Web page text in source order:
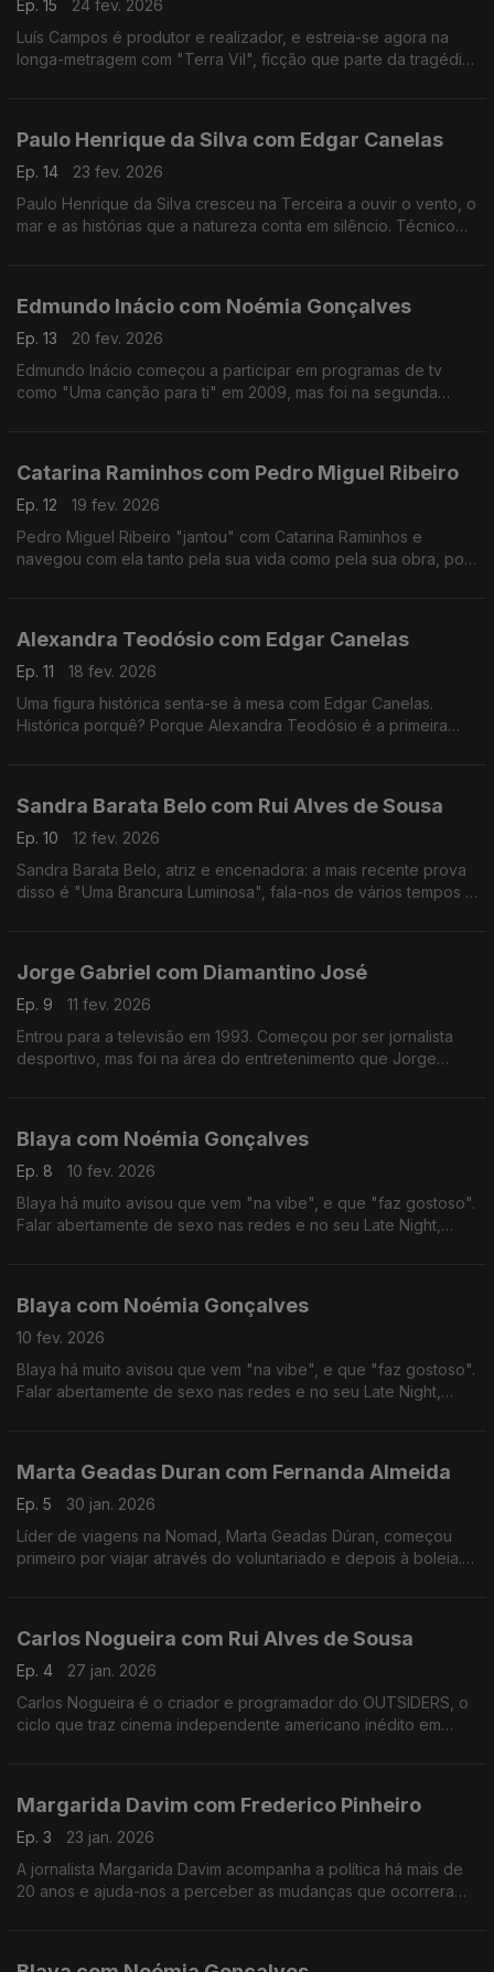
Ep. 15
24 fev. 2026
Luís Campos é produtor e realizador, e estreia-se agora na
longa-metragem com "Terra Vil", ficção que parte da tragédia
Paulo Henrique da Silva com Edgar Canelas
Ep. 14
23 fev. 2026
Paulo Henrique da Silva cresceu na Terceira a ouvir o vento, o
mar e as histórias que a natureza conta em silêncio. Técnico
Edmundo Inácio com Noémia Gonçalves
Ep. 13
20 fev. 2026
Edmundo Inácio começou a participar em programas de tv
como "Uma canção para ti" em 2009, mas foi na segunda
Catarina Raminhos com Pedro Miguel Ribeiro
Ep. 12
19 fev. 2026
Pedro Miguel Ribeiro "jantou" com Catarina Raminhos e
navegou com ela tanto pela sua vida como pela sua obra, pois
Alexandra Teodósio com Edgar Canelas
Ep. 11
18 fev. 2026
Uma figura histórica senta-se à mesa com Edgar Canelas.
Histórica porquê? Porque Alexandra Teodósio é a primeira
Sandra Barata Belo com Rui Alves de Sousa
Ep. 10
12 fev. 2026
Sandra Barata Belo, atriz e encenadora: a mais recente prova
disso é "Uma Brancura Luminosa", fala-nos de vários tempos e
Jorge Gabriel com Diamantino José
Ep. 9
11 fev. 2026
Entrou para a televisão em 1993. Começou por ser jornalista
desportivo, mas foi na área do entretenimento que Jorge
Blaya com Noémia Gonçalves
Ep. 8
10 fev. 2026
Blaya há muito avisou que vem "na vibe", e que "faz gostoso".
Falar abertamente de sexo nas redes e no seu Late Night,
Blaya com Noémia Gonçalves
10 fev. 2026
Blaya há muito avisou que vem "na vibe", e que "faz gostoso".
Falar abertamente de sexo nas redes e no seu Late Night,
Marta Geadas Duran com Fernanda Almeida
Ep. 5
30 jan. 2026
Líder de viagens na Nomad, Marta Geadas Dúran, começou
primeiro por viajar através do voluntariado e depois à boleia.
Carlos Nogueira com Rui Alves de Sousa
Ep. 4
27 jan. 2026
Carlos Nogueira é o criador e programador do OUTSIDERS, o
ciclo que traz cinema independente americano inédito em
Margarida Davim com Frederico Pinheiro
Ep. 3
23 jan. 2026
A jornalista Margarida Davim acompanha a política há mais de
20 anos e ajuda-nos a perceber as mudanças que ocorreram